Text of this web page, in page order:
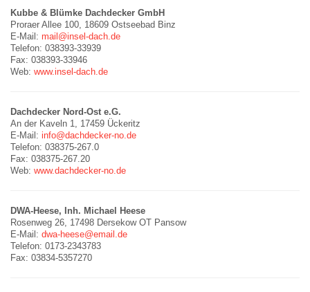
Kubbe & Blümke Dachdecker GmbH
Proraer Allee 100, 18609 Ostseebad Binz
E-Mail: mail@insel-dach.de
Telefon: 038393-33939
Fax: 038393-33946
Web: www.insel-dach.de
Dachdecker Nord-Ost e.G.
An der Kaveln 1, 17459 Ückeritz
E-Mail: info@dachdecker-no.de
Telefon: 038375-267.0
Fax: 038375-267.20
Web: www.dachdecker-no.de
DWA-Heese, Inh. Michael Heese
Rosenweg 26, 17498 Dersekow OT Pansow
E-Mail: dwa-heese@email.de
Telefon: 0173-2343783
Fax: 03834-5357270